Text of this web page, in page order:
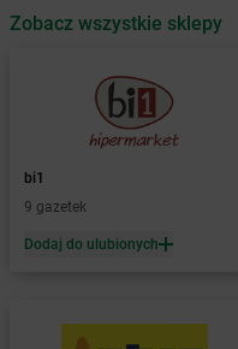
Żabka Babica
Babimost
Baborów
Baboszewo
Żabka
Żabka Bądkowo
Żabka Bąków
Żabka Baniocha
Zobacz wszystkie sklepy
bi1
9 gazetek
Dodaj do ulubionych